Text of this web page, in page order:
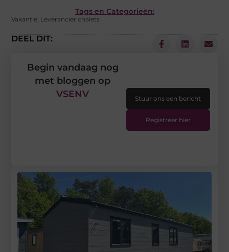
Tags en Categorieën:
Vakantie, Leverancier chalets
DEEL DIT:
Begin vandaag nog
met bloggen op
VSENV
Stuur ons een bericht
Registreer hier